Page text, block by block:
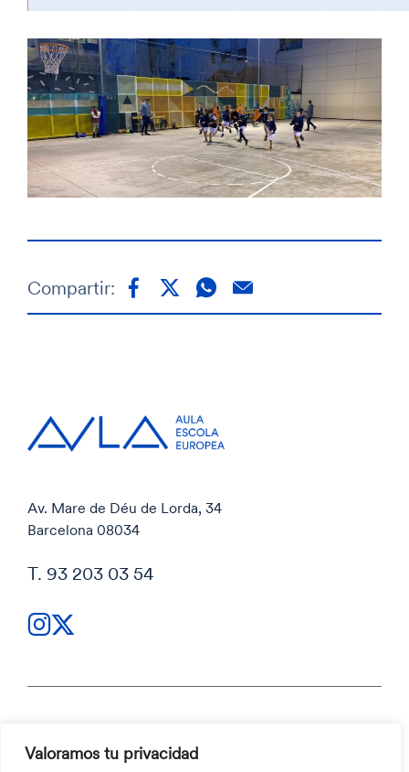
Valoramos tu privacidad
Compartir:
Av. Mare de Déu de Lorda, 34
Barcelona 08034
T. 93 203 03 54
Política de privacidad